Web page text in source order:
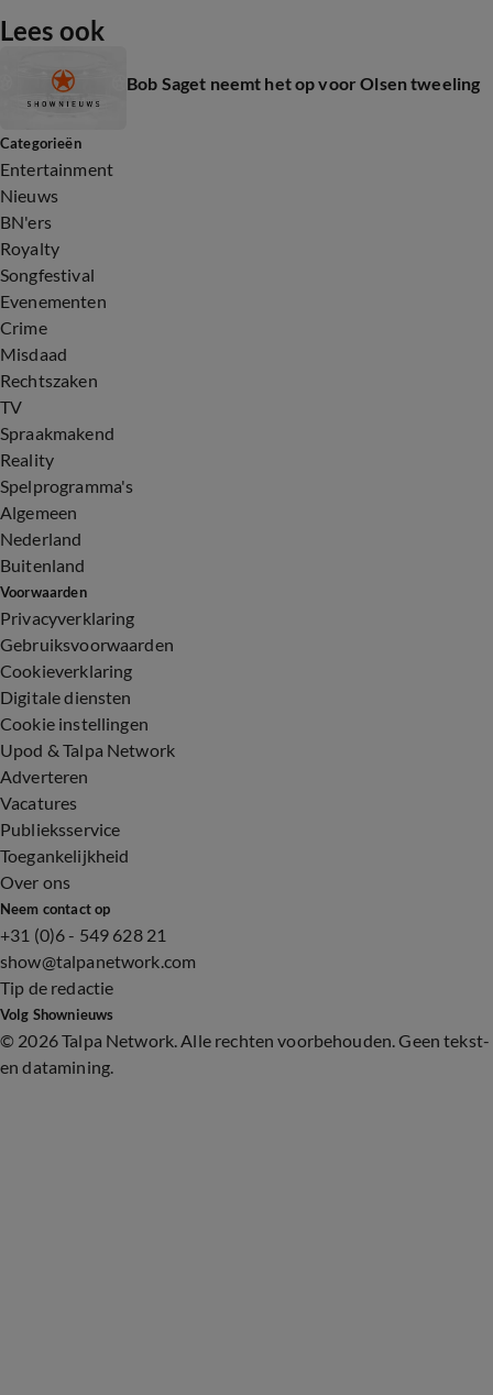
Lees ook
Bob Saget neemt het op voor Olsen tweeling
Categorieën
Entertainment
Nieuws
BN'ers
Royalty
Songfestival
Evenementen
Crime
Misdaad
Rechtszaken
TV
Spraakmakend
Reality
Spelprogramma's
Algemeen
Nederland
Buitenland
Voorwaarden
Privacyverklaring
Gebruiksvoorwaarden
Cookieverklaring
Digitale diensten
Cookie instellingen
Upod & Talpa Network
Adverteren
Vacatures
Publieksservice
Toegankelijkheid
Over ons
Neem contact op
+31 (0)6 - 549 628 21
show@talpanetwork.com
Tip de redactie
Volg Shownieuws
© 2026 Talpa Network. Alle rechten voorbehouden. Geen tekst-
en datamining.